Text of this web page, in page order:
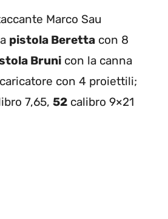
Marco Sau
pistola Beretta con 8
Bruni con la canna
con 4 proiettili;
7,65, 52 calibro 9×21